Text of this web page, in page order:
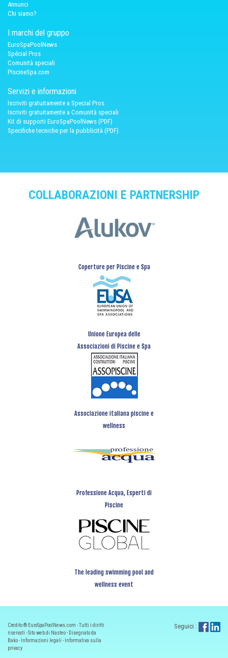
Annunci
Chi siamo?
I marchi del gruppo
EuroSpaPoolNews
Spécial Pros
Comunità speciali
PiscineSpa.com
Servizi e informazioni
Iscriviti gratuitamente a Special Pros
Iscriviti gratuitamente a Comunità speciali
Kit di supporti EuroSpaPoolNews (PDF)
Specifiche tecniche per la pubblicità (PDF)
COLLABORAZIONI E PARTNERSHIP
Coperture per Piscine e Spa
Unione Europea delle
Associazioni di Piscine e Spa
Associazione italiana piscine e
wellness
Professione Acqua, Esperti di
Piscine
The leading swimming pool and
wellness event
Credito ® EuroSpaPoolNews.com - Tutti i diritti
riservati - Sito web di Nasteo - Disegnato da
Bako - Informazioni legali - Informativa sulla
privacy
Seguici :